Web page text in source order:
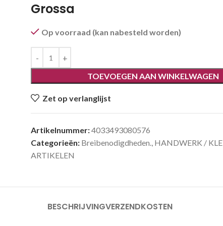
Grossa
Op voorraad (kan nabesteld worden)
TOEVOEGEN AAN WINKELWAGEN
Zet op verlanglijst
Artikelnummer:4033493080576
Categorieën: Breibenodigdheden., HANDWERK /
ARTIKELEN
BESCHRIJVINGVERZENDKOSTEN